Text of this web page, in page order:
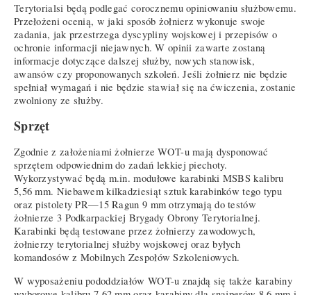
Terytorialsi będą podlegać corocznemu opiniowaniu służbowemu.
Przełożeni ocenią, w jaki sposób żołnierz wykonuje swoje
zadania, jak przestrzega dyscypliny wojskowej i przepisów o
ochronie informacji niejawnych. W opinii zawarte zostaną
informacje dotyczące dalszej służby, nowych stanowisk,
awansów czy proponowanych szkoleń. Jeśli żołnierz nie będzie
spełniał wymagań i nie będzie stawiał się na ćwiczenia, zostanie
zwolniony ze służby.
Sprzęt
Zgodnie z założeniami żołnierze WOT-u mają dysponować
sprzętem odpowiednim do zadań lekkiej piechoty.
Wykorzystywać będą m.in. modułowe karabinki MSBS kalibru
5,56 mm. Niebawem kilkadziesiąt sztuk karabinków tego typu
oraz pistolety PR—15 Ragun 9 mm otrzymają do testów
żołnierze 3 Podkarpackiej Brygady Obrony Terytorialnej.
Karabinki będą testowane przez żołnierzy zawodowych,
żołnierzy terytorialnej służby wojskowej oraz byłych
komandosów z Mobilnych Zespołów Szkoleniowych.
W wyposażeniu pododdziałów WOT-u znajdą się także karabiny